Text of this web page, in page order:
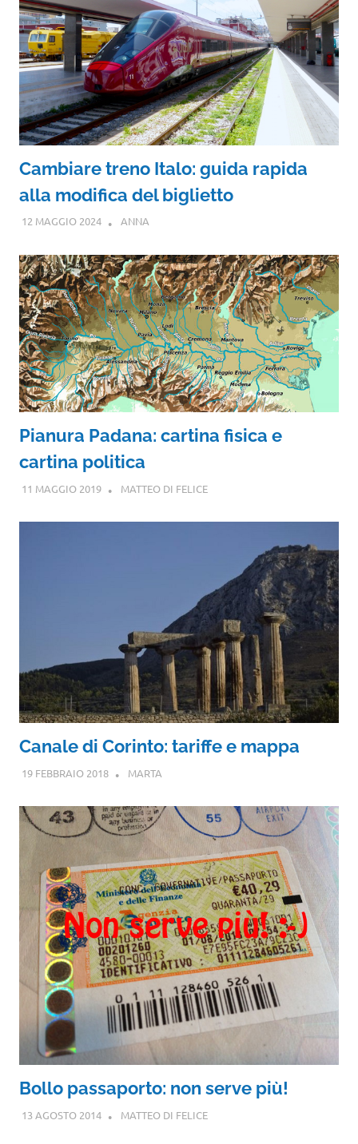
Cambiare treno Italo: guida rapida
alla modifica del biglietto
12 MAGGIO 2024 ANNA
Pianura Padana: cartina fisica e
cartina politica
11 MAGGIO 2019 MATTEO DI FELICE
Canale di Corinto: tariffe e mappa
19 FEBBRAIO 2018 MARTA
Bollo passaporto: non serve più!
13 AGOSTO 2014 MATTEO DI FELICE